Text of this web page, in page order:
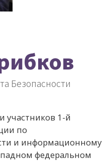
Безопасности
участников 1-й
по
и информационному
федеральном